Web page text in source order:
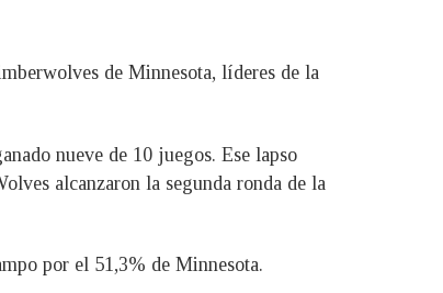
de Minnesota, líderes de la
nueve de 10 juegos. Ese lapso
alcanzaron la segunda ronda de la
por el 51,3% de Minnesota.